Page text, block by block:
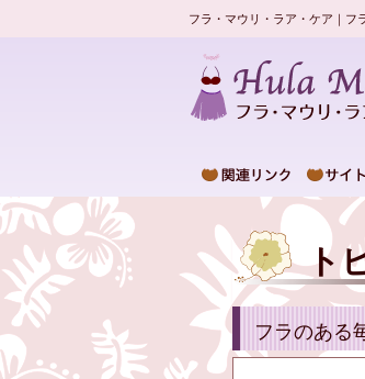
フラ・マウリ・ラア・ケア｜
ト
フラのある